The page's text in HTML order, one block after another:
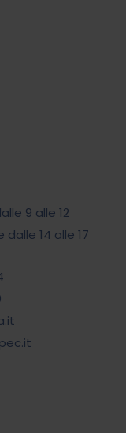
9 alle 12
14 alle 17